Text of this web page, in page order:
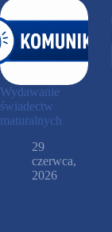
Wydawanie
świadectw
maturalnych
29
czerwca,
2026